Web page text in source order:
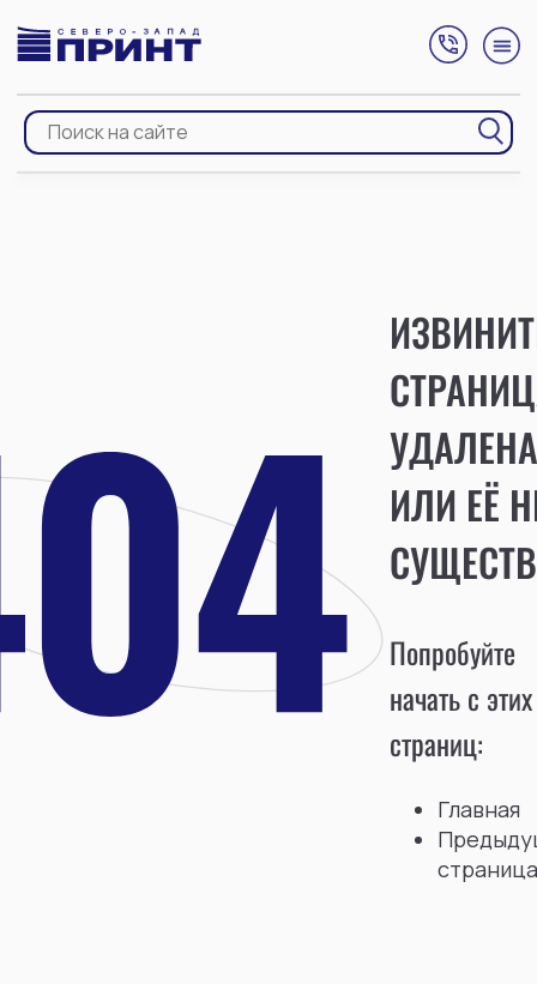
УДАЛЕНА
ИЛИ ЕЁ
Попробуйте
начать с этих
страниц:
Главная
страница